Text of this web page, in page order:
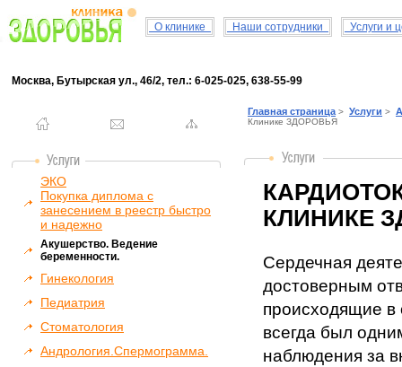
О клинике Наши сотрудники Услуги и
Москва, Бутырская ул., 46/2, тел.: 6-025-025, 638-55-99
ЭКО
Покупка диплома с
занесением в реестр быстро
и надежно
Акушерство. Ведение
беременности.
Гинекология
Педиатрия
Стоматология
Андрология.Спермограмма.
Главная страница > Услуги >
Клинике ЗДОРОВЬЯ
КЛИНИКЕ
Сердечная
достоверным
происходящие в
всегда был
наблюдения за